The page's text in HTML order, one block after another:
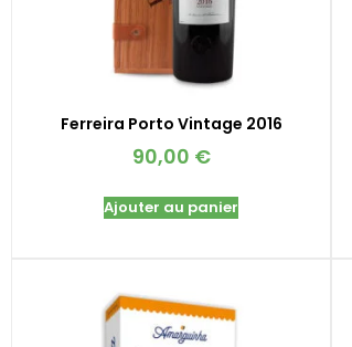
Ferreira Porto Vintage 2016
90,00 €
Ajouter au panier